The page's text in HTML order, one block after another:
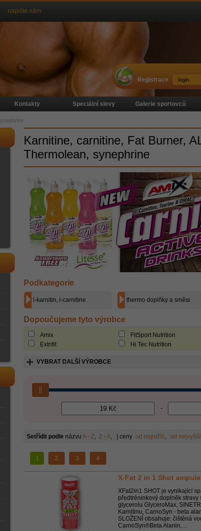
Karnitine, carnitine, Fat Burner,
Thermolean, synephrine
Podkategorie
l-karnitin, l-carnitine thermo doplňky a směsi
Dopoučujeme tyto výrobce
Amix
Extrifit
FitSport Nutrition
Hi Tec Nutrition
VYBRAT DALŠÍ VÝROBCE
-
Setřídit podle názvu A - Z, Z - A, | ceny od nejnižší, od nejvyšší
1 2 3 4
X-Fat 2 in 1 Shot
XFat2in1 SHOT je vynikající
předtréninkový doplněk stravy
glycerolu GlyceroMax,
Karnitinu, CarnoSyn - beta
SLOŽENÍ obsahuje: čištěná
CarnoSyn®Beta Alanin, ...
napište nám
Kontakty Speciální slevy Galerie sportovců
Registrace